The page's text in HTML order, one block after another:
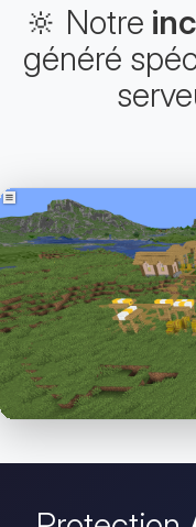
🔆 Notre
généré